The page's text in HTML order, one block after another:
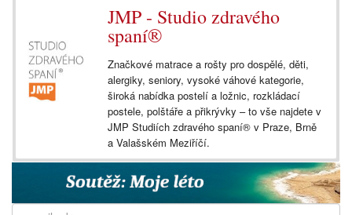
JMP - Studio zdravého
spaní®
Značkové matrace a rošty pro dospělé, děti,
alergiky, seniory, vysoké váhové kategorie,
široká nabídka postelí a ložnic, rozkládací
postele, polštáře a přikrývky – to vše najdete v
JMP Studiích zdravého spaní® v Praze, Brně
a Valašském Meziříčí.